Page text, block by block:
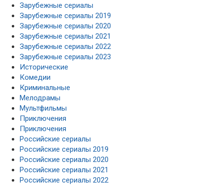
Зарубежные сериалы
Зарубежные сериалы 2019
Зарубежные сериалы 2020
Зарубежные сериалы 2021
Зарубежные сериалы 2022
Зарубежные сериалы 2023
Исторические
Комедии
Криминальные
Мелодрамы
Мультфильмы
Приключения
Приключения
Российские сериалы
Российские сериалы 2019
Российские сериалы 2020
Российские сериалы 2021
Российские сериалы 2022